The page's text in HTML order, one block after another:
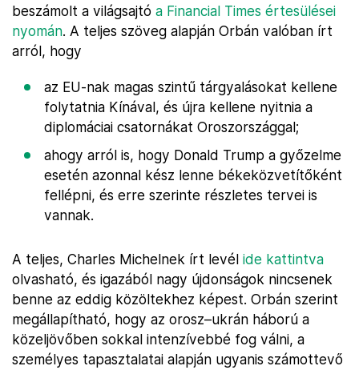
beszámolt a világsajtó a Financial Times értesülései
nyomán. A teljes szöveg alapján Orbán valóban írt
arról, hogy
az EU-nak magas szintű tárgyalásokat kellene
folytatnia Kínával, és újra kellene nyitnia a
diplomáciai csatornákat Oroszországgal;
ahogy arról is, hogy Donald Trump a győzelme
esetén azonnal kész lenne békeközvetítőként
fellépni, és erre szerinte részletes tervei is
vannak.
A teljes, Charles Michelnek írt levél ide kattintva
olvasható, és igazából nagy újdonságok nincsenek
benne az eddig közöltekhez képest. Orbán szerint
megállapítható, hogy az orosz–ukrán háború a
közeljövőben sokkal intenzívebbé fog válni, a
személyes tapasztalatai alapján ugyanis számottevő